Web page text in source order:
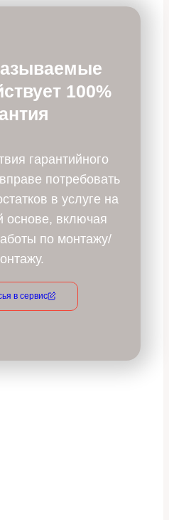
100%
гарантийного
потребовать
в услуге на
основе, включая
по монтажу/
в сервис